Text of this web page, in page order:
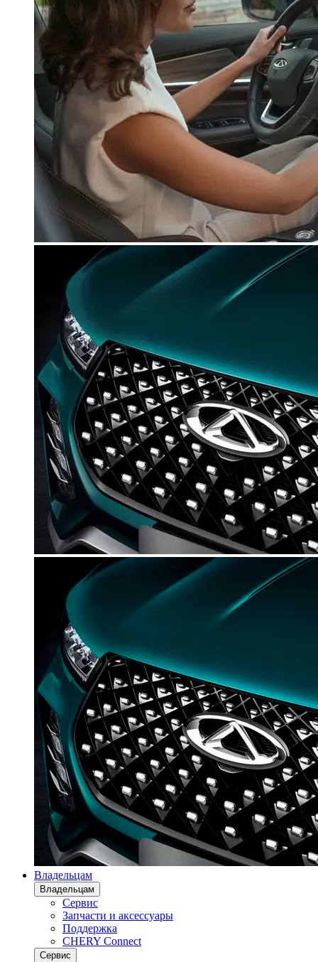
Владельцам
Владельцам
Сервис
Запчасти и аксессуары
Поддержка
CHERY Connect
Сервис